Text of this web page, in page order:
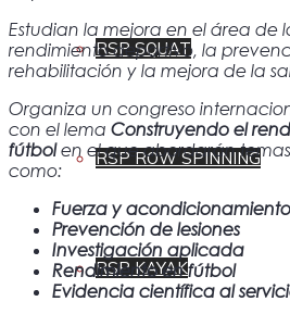
RSP SQUAT
RSP ROW SPINNING
RSP KAYAK
Estudian la mejora en el área de
rendimiento deportivo, la
rehabilitación y la mejora de la
Organiza un congreso
con el lema Construyendo el
fútbolen el que abordarán
como:
Fuerza y
Prevención de lesiones
Investigación aplicada
Rendimiento en fútbol
Evidencia científica al